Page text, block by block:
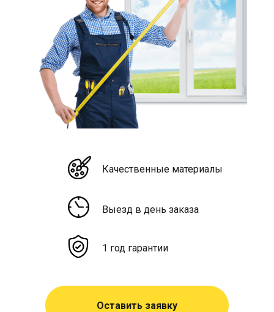
Выезд в день заказа
Качественные материалы
1 год гарантии
Оставить заявку